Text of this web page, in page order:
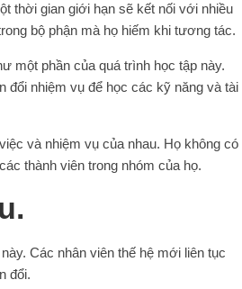
thời gian giới hạn sẽ kết nối với nhiều
bộ phận mà họ hiếm khi tương tác.
một phần của quá trình học tập này.
đổi nhiệm vụ để học các kỹ năng và tài
và nhiệm vụ của nhau. Họ không có
thành viên trong nhóm của họ.
Các nhân viên thế hệ mới liên tục
đổi.